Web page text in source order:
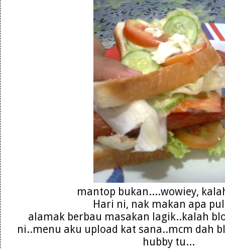
mantop bukan....wowiey,
Hari ni, nak makan apa
alamak berbau masakan lagik..kalah
ni..menu aku upload kat sana..mcm dah
hubby tu...